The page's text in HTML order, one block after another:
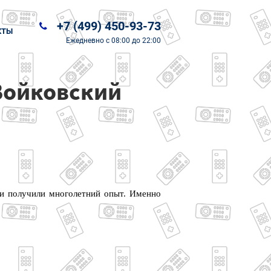
+7 (499) 450-93-73
Ежедневно с 08:00 до 22:00
получили многолетний опыт. Именно